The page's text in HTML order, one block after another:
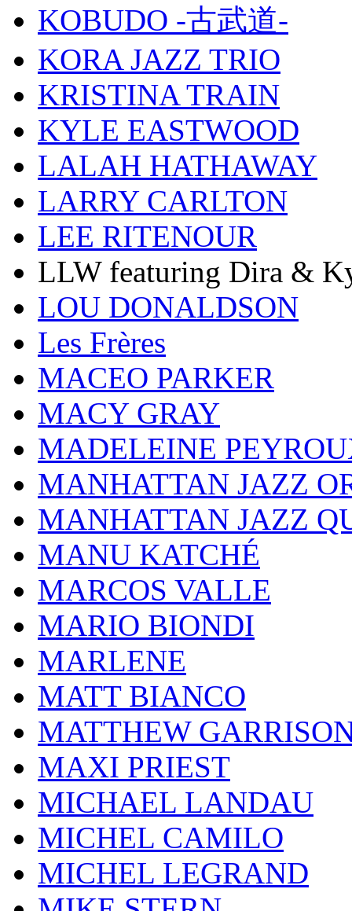
KOBUDO -古武道-
KORA JAZZ TRIO
KRISTINA TRAIN
KYLE EASTWOOD
LALAH HATHAWAY
LARRY CARLTON
LEE RITENOUR
LLW featuring Dira &
LOU DONALDSON
Les Frères
MACEO PARKER
MACY GRAY
MADELEINE
MANHATTAN JAZZ
MANHATTAN JAZZ
MANU KATCHÉ
MARCOS VALLE
MARIO BIONDI
MARLENE
MATT BIANCO
MATTHEW
MAXI PRIEST
MICHAEL LANDAU
MICHEL CAMILO
MICHEL LEGRAND